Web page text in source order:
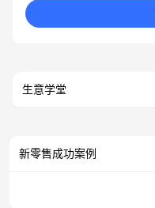
生意学堂
新零售成功案例